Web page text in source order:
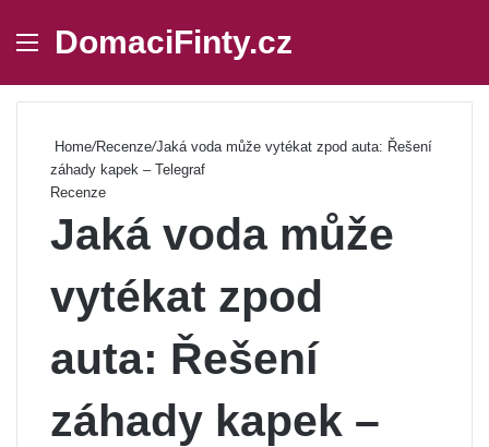
Menu
DomaciFinty.cz
Home/Recenze/Jaká voda může vytékat zpod auta: Řešení
záhady kapek – Telegraf
Recenze
Jaká voda může
vytékat zpod
auta: Řešení
záhady kapek –